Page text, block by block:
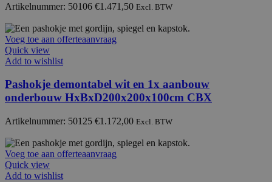
Artikelnummer: 50106 €1.471,50 Excl. BTW
Voeg toe aan offerteaanvraag
Quick view
Add to wishlist
Pashokje demontabel wit en 1x aanbouw
onderbouw HxBxD200x200x100cm CBX
Artikelnummer: 50125 €1.172,00 Excl. BTW
Voeg toe aan offerteaanvraag
Quick view
Add to wishlist